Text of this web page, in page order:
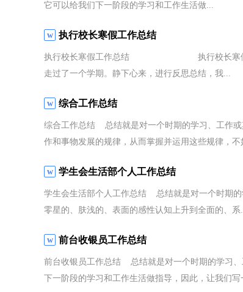
它可以给我们下一阶段的学习和工作生活做...
执行校长寒假工作总结
执行校长寒假工作总结 执行校长寒假工作
走过了一个学期。静下心来，进行反思总结，我...
综合工作总结
综合工作总结 总结就是对一个时期的学习、工作
作和事物发展的规律，从而掌握并运用这些规律，不
学生会生活部个人工作总结
学生会生活部个人工作总结 总结就是对一个时期
零星的、肤浅的、表面的感性认知上升到全面的、系
前台收银员工作总结
前台收银员工作总结 总结就是对一个时期的学习、
下一阶段的学习和工作生活做指导，因此，让我们写